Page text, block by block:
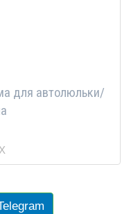
для автолюльки/